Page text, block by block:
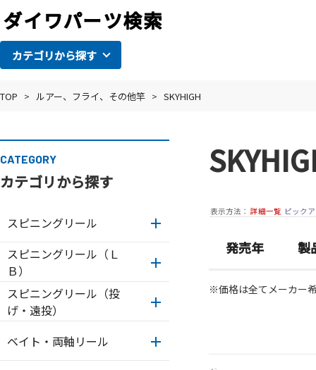
カテゴリから探す
TOP > ルアー、フライ、その他竿 > SKYHIGH
CATEGORY
カテゴリから探す
スピニングリール
スピニングリール（Ｌ
Ｂ）
スピニングリール（投
げ・遠投）
ベイト・両軸リール
表示方法： 詳細一覧 ピック
発売年 製
※価格は全てメーカー